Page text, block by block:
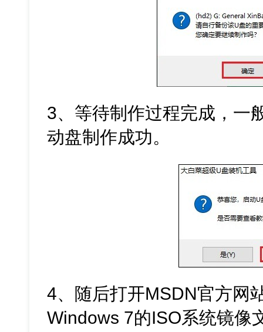
3、等待制作过程完成，一
动盘制作成功。
4、随后打开MSDN官方网
Windows 7的ISO系统镜像